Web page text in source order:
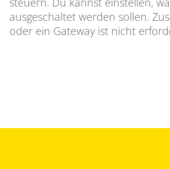
ausgeschaltet werden sollen.
oder ein Gateway ist nicht